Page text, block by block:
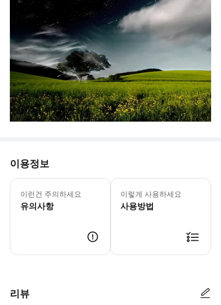
이용정보
이런건 주의하세요
유의사항
이렇게 사용하세요
사용방법
리뷰